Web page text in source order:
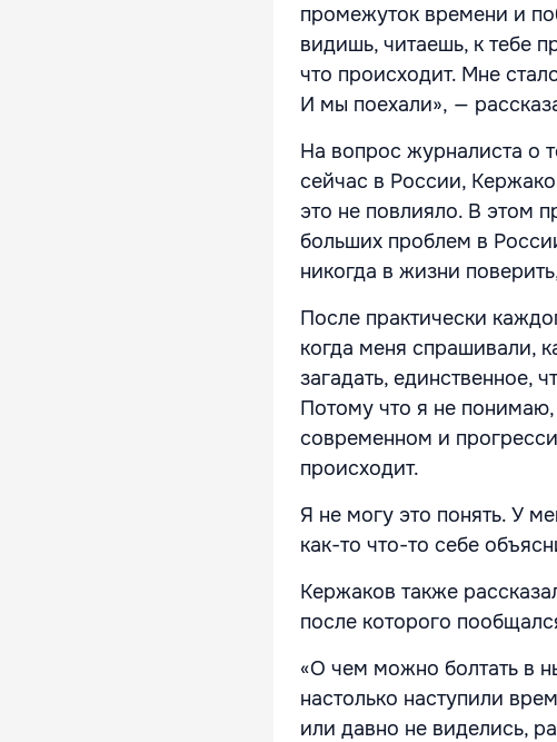
промежуток времени и
видишь, читаешь, к тебе
что происходит. Мне
И мы поехали», —
На вопрос журналиста о
сейчас в России,
это не повлияло. В этом
больших проблем в
никогда в жизни
После практически
когда меня спрашивали,
загадать, единственное,
Потому что я не
современном и
происходит.
Я не могу это понять. У
как-то что-то себе
Кержаков также
после которого
«О чем можно болтать в
настолько наступили
или давно не виделись,